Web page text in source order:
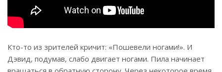
Кто-то из зрителей кричит: «Пошевели ногами!». И
Дэвид, подумав, слабо двигает ногами. Пила начинает